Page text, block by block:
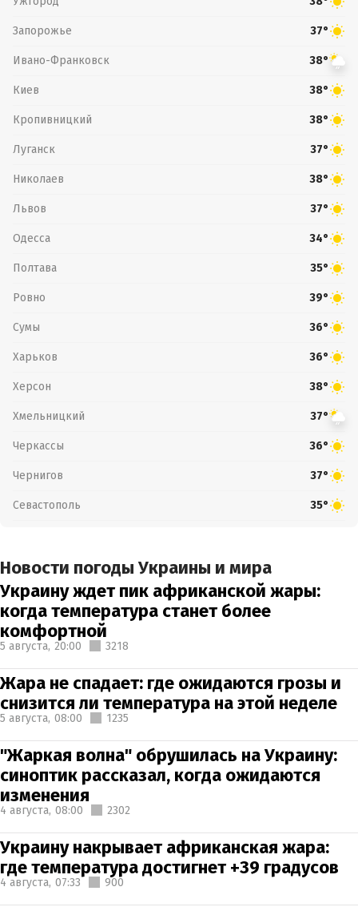
Запорожье 37°
Ивано-Франковск 38°
Киев 38°
Кропивницкий 38°
Луганск 37°
Николаев 38°
Львов 37°
Одесса 34°
Полтава 35°
Ровно 39°
Сумы 36°
Харьков 36°
Херсон 38°
Хмельницкий 37°
Черкассы 36°
Чернигов 37°
Севастополь 35°
Новости погоды Украины и мира
Украину ждет пик африканской жары:
когда температура станет более
комфортной
5 августа, 20:00 3218
Жара не спадает: где ожидаются грозы и
снизится ли температура на этой неделе
5 августа, 08:00 1235
"Жаркая волна" обрушилась на Украину:
синоптик рассказал, когда ожидаются
изменения
4 августа, 08:00 2302
Украину накрывает африканская жара:
где температура достигнет +39 градусов
4 августа, 07:33 900